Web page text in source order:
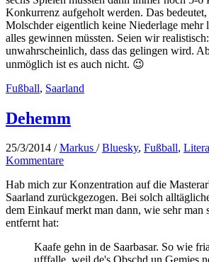
Konkurrenz aufgeholt werden. Das bedeutet,
Molschder eigentlich keine Niederlage mehr
alles gewinnen müssten. Seien wir
unwahrscheinlich, dass das gelingen wird.
unmöglich ist es auch nicht. 😉
Fußball, Saarland
Dehemm
25/3/2014 /Markus /Bluesky, Fußball,
Kommentare
Hab mich zur Konzentration auf die
Saarland zurückgezogen. Bei solch
dem Einkauf merkt man dann, wie sehr man
entfernt hat:
Kaafe gehn in de Saarbasar. So wie